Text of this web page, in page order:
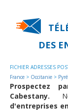
DES
FICHIER ADRESSES
France > Occitanie >
Prospectez
Cabestany.
d'entreprises